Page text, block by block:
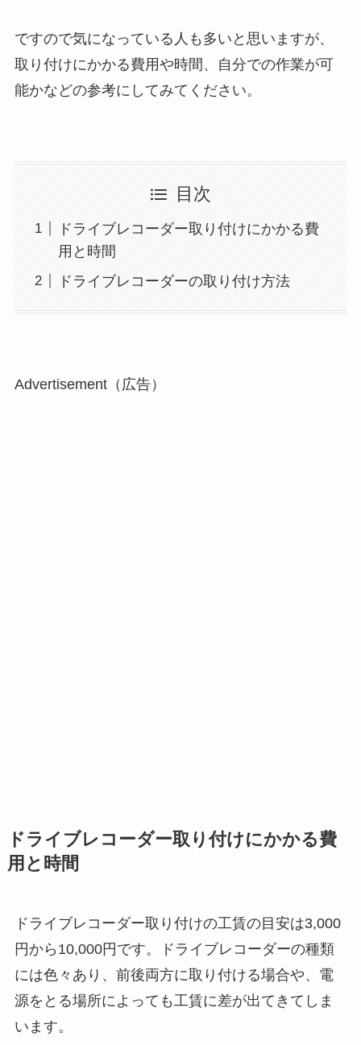
ですので気になっている人も多いと思いますが、
取り付けにかかる費用や時間、自分での作業が可
能かなどの参考にしてみてください。
目次
ドライブレコーダー取り付けにかかる費
用と時間
ドライブレコーダーの取り付け方法
Advertisement（広告）
ドライブレコーダー取り付けにかかる費
用と時間
ドライブレコーダー取り付けの工賃の目安は3,000
円から10,000円です。ドライブレコーダーの種類
には色々あり、前後両方に取り付ける場合や、電
源をとる場所によっても工賃に差が出てきてしま
います。